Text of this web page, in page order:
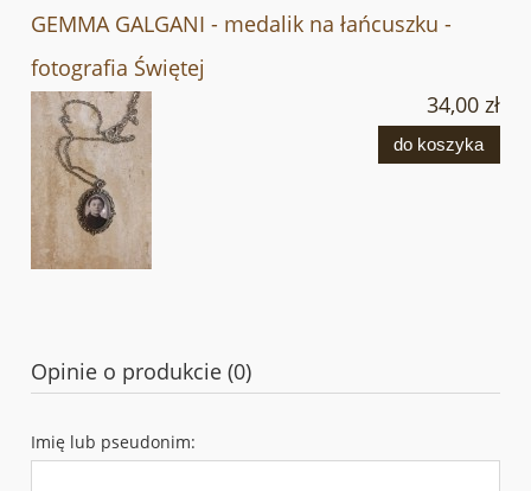
GEMMA GALGANI - medalik na łańcuszku -
fotografia Świętej
34,00 zł
do koszyka
Opinie o produkcie (0)
Imię lub pseudonim: